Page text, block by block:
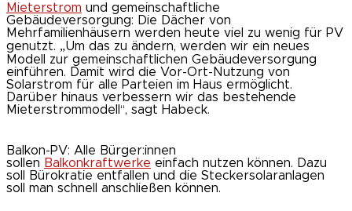
Mieterstrom und gemeinschaftliche
Gebäudeversorgung: Die Dächer von
Mehrfamilienhäusern werden heute viel zu wenig für PV
genutzt. „Um das zu ändern, werden wir ein neues
Modell zur gemeinschaftlichen Gebäudeversorgung
einführen. Damit wird die Vor-Ort-Nutzung von
Solarstrom für alle Parteien im Haus ermöglicht.
Darüber hinaus verbessern wir das bestehende
Mieterstrommodell“, sagt Habeck.
Balkon-PV: Alle Bürger:innen
sollen Balkonkraftwerke einfach nutzen können. Dazu
soll Bürokratie entfallen und die Steckersolaranlagen
soll man schnell anschließen können.